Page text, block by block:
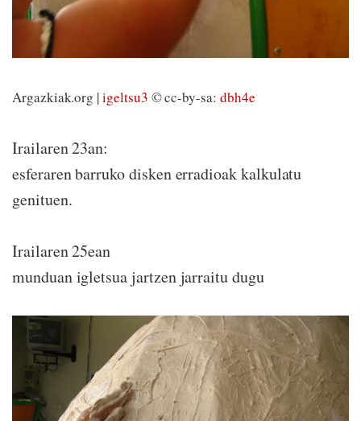
Argazkiak.org |igeltsu3 © cc-by-sa: dbh4e
Irailaren 23an:
esferaren barruko disken erradioak kalkulatu
genituen.
Irailaren 25ean
munduan igletsua jartzen jarraitu dugu